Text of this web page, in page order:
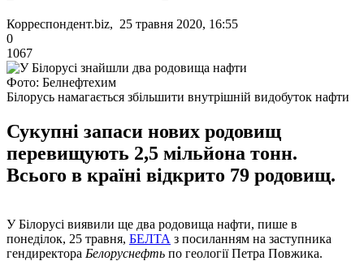
Корреспондент.biz, 25 травня 2020, 16:55
0
1067
Фото: Белнефтехим
Білорусь намагається збільшити внутрішній видобуток нафти
Сукупні запаси нових родовищ
перевищують 2,5 мільйона тонн.
Всього в країні відкрито 79 родовищ.
У Білорусі виявили ще два родовища нафти, пише в
понеділок, 25 травня, БЕЛТА з посиланням на заступника
гендиректора Белоруснефть по геології Петра Повжика.